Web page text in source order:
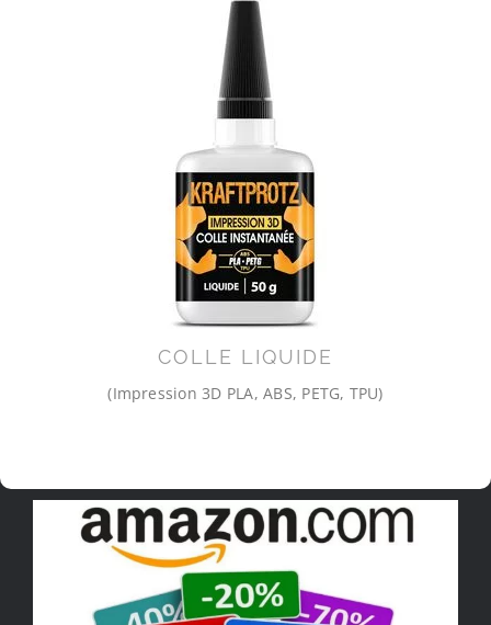
COLLE LIQUIDE
(Impression 3D PLA, ABS, PETG, TPU)